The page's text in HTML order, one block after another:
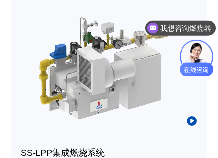
SS-LPP集成燃烧系统
我想咨询燃烧器
怎么联系你们？